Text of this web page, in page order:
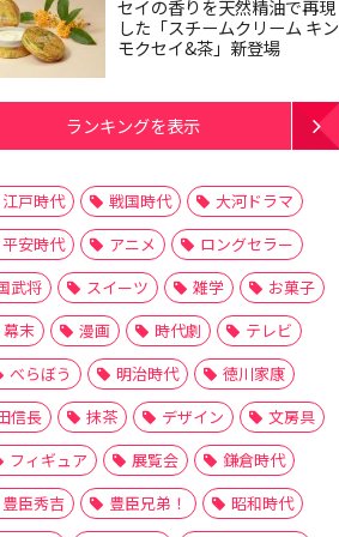
セイの香りを天然精油で再現
した「スチームクリーム キン
モクセイ&茶」新登場
ランキングを表示
江戸時代 戦国時代
大河ドラマ
平安時代
アニメ
ロングセラー
武将
スイーツ 雑学
お菓子
幕末
漫画 時代劇
テレビ
べらぼう
明治時代
徳川家康
信長
抹茶 デザイン
文房具
フィギュア
展覧会
鎌倉時代
豊臣秀吉
豊臣兄弟！
昭和時代